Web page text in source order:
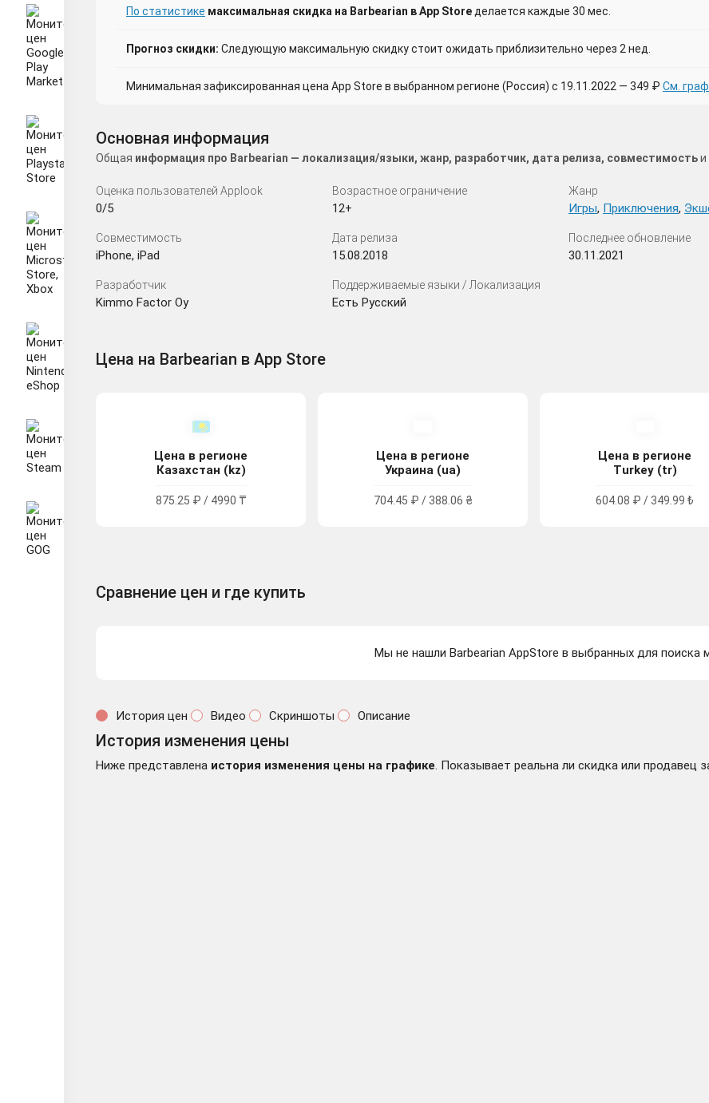
По статистике максимальная скидка на Barbearian в App Store делается каждые 30 мес.
Прогноз скидки: Следующую максимальную скидку стоит ожидать приблизительно через 2 нед.
Минимальная зафиксированная цена App Store в выбранном регионе (Россия) с 19.11.2022 — 349 ₽ См.
Основная информация
Общая информация про Barbearian — локализация/языки, жанр, разработчик, дата релиза, совместимостьи
Оценка пользователей Applook
0/5
Возрастное ограничение
12+
Жанр
Игры, Приключения,
Совместимость
iPhone, iPad
Дата релиза
15.08.2018
Последнее обновление
30.11.2021
Разработчик
Kimmo Factor Oy
Поддерживаемые языки / Локализация
Есть Русский
Цена на Barbearian в App Store
Цена в регионе
Казахстан (kz)
875.25 ₽ / 4990 ₸
Цена в регионе
Украина (ua)
704.45 ₽ / 388.06 ₴
Цена в регионе
Turkey (tr)
604.08 ₽ / 349.99 ₺
Сравнение цен и где купить
Мы не нашли Barbearian AppStore в выбранных для поиска
История цен Видео Скриншоты Описание
История изменения цены
Ниже представлена история изменения цены на графике. Показывает реальна ли скидка или продавец